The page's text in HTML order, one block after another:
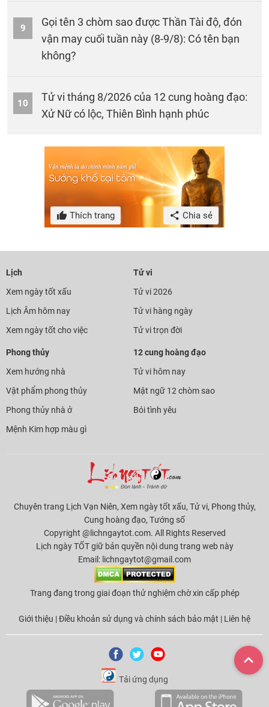
9
Gọi tên 3 chòm sao được Thần Tài độ, đón
vận may cuối tuần này (8-9/8): Có tên bạn
không?
10
Tử vi tháng 8/2026 của 12 cung hoàng đạo:
Xử Nữ có lộc, Thiên Bình hạnh phúc
Thích trang Chia sẻ
Lịch
Xem ngày tốt xấu
Lịch Âm hôm nay
Xem ngày tốt cho việc
Tử vi
Tử vi 2026
Tử vi hàng ngày
Tử vi trọn đời
Phong thủy
Xem hướng nhà
Vật phẩm phong thủy
Phong thủy nhà ở
Mệnh Kim hợp màu gì
12 cung hoàng đạo
Tử vi hôm nay
Mật ngữ 12 chòm sao
Bói tình yêu
Chuyên trang Lịch Vạn Niên, Xem ngày tốt xấu, Tử vi, Phong thủy,
Cung hoàng đạo, Tướng số
Copyright @lichngaytot.com. All Rights Reserved
Lịch ngày TỐT giữ bản quyền nội dung trang web này
Email: lichngaytot@gmail.com
Trang đang trong giai đoạn thử nghiệm chờ xin cấp phép
Giới thiệu |Điều khoản sử dụng và chính sách bảo mật | Liên hệ
Tải ứng dụng